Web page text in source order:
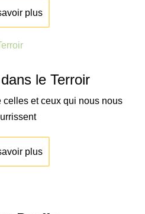
plus
le Terroir
celles et ceux qui nous nous
plus